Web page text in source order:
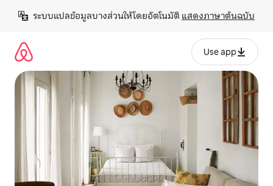
เนื้อหา
ระบบแปลข้อมูลบางส่วนให้โดยอัตโนมัติ แสดงภาษาต้นฉบับ
Use app